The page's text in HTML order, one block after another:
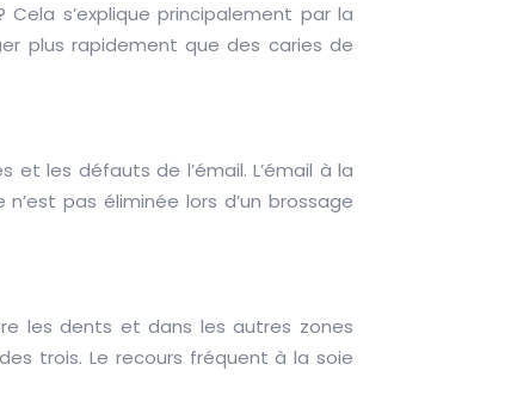
s’explique principalement par la
plus rapidement que des caries de
les défauts de l’émail. L’émail à la
pas éliminée lors d’un brossage
les dents et dans les autres zones
trois. Le recours fréquent à la soie